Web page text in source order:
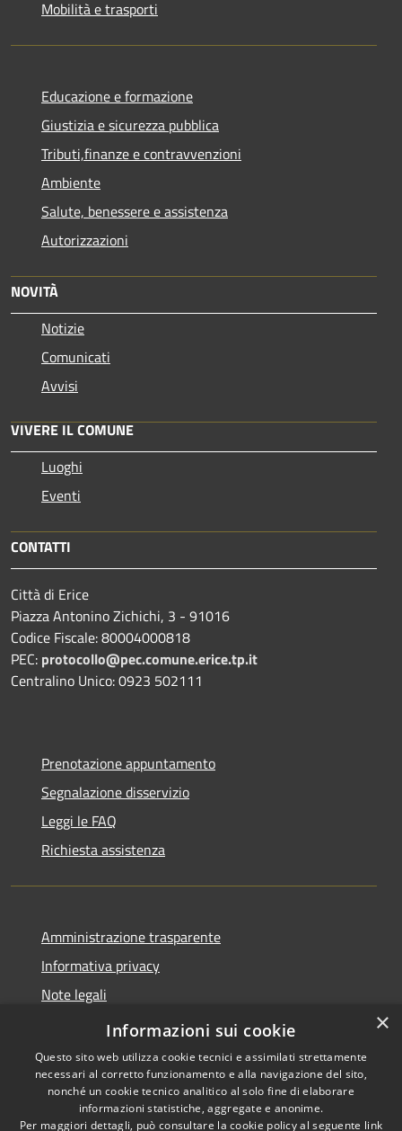
Mobilità e trasporti
Educazione e formazione
Giustizia e sicurezza pubblica
Tributi,finanze e contravvenzioni
Ambiente
Salute, benessere e assistenza
Autorizzazioni
NOVITÀ
Notizie
Comunicati
Avvisi
VIVERE IL COMUNE
Luoghi
Eventi
CONTATTI
Città di Erice
Piazza Antonino Zichichi, 3 - 91016
Codice Fiscale: 80004000818
PEC: protocollo@pec.comune.erice.tp.it
Centralino Unico: 0923 502111
Prenotazione appuntamento
Segnalazione disservizio
Leggi le FAQ
Richiesta assistenza
Amministrazione trasparente
Informativa privacy
Note legali
Dichiarazione di accessibilità
Copyright © 2026 • Città di
×
Informazioni sui cookie
Questo sito web utilizza cookie tecnici e assimilati strettamente
necessari al corretto funzionamento e alla navigazione del sito,
nonché un cookie tecnico analitico al solo fine di elaborare
informazioni statistiche, aggregate e anonime.
Per maggiori dettagli, può consultare la cookie policy al seguente link